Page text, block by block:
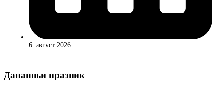
6. август 2026
Данашњи празник